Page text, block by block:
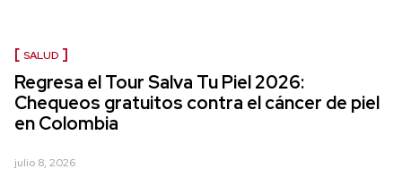
SALUD
Regresa el Tour Salva Tu Piel 2026:
Chequeos gratuitos contra el cáncer de piel
en Colombia
julio 8, 2026